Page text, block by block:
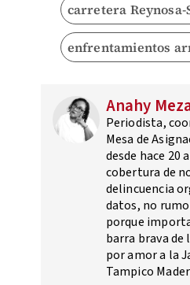
carretera Reynosa-
enfrentamientos
Anahy
Periodista,
Mesa de
desde hace 20
cobertura de
delincuencia
datos, no
porque
barra brava de
por amor a la
Tampico